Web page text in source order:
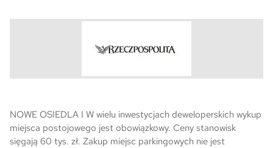
NOWE OSIEDLA I W wielu inwestycjach deweloperskich wykup
miejsca postojowego jest obowiązkowy. Ceny stanowisk
sięgają 60 tys. zł. Zakup miejsc parkingowych nie jest
Program Poleceń ATAL
ATAL Floriana w Szczecinie
NOWOŚĆ
ATAL Ruczaj w Krakowie